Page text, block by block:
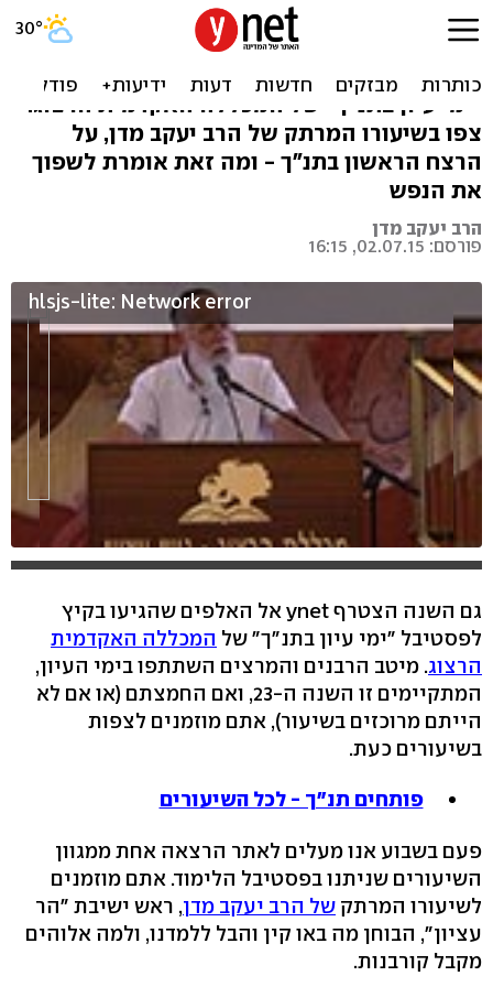
אלוהים לא רוצה קורבנות אדם
זו השנה השישית ש-ynet משדר שיעורים מתוך
"ימי עיון בתנ"ך" של המכללה האקדמית הרצוג.
צפו בשיעורו המרתק של הרב יעקב מדן, על
הרצח הראשון בתנ"ך - ומה זאת אומרת לשפוך
את הנפש
הרב יעקב מדן
פורסם: 02.07.15, 16:15
hlsjs-lite: Network error
גם השנה הצטרף ynet אל האלפים שהגיעו בקיץ
לפסטיבל "ימי עיון בתנ"ך" של המכללה האקדמית
הרצוג. מיטב הרבנים והמרצים השתתפו בימי העיון,
המתקיימים זו השנה ה-23, ואם החמצתם (או אם לא
הייתם מרוכזים בשיעור), אתם מוזמנים לצפות
בשיעורים כעת.
פותחים תנ"ך - לכל השיעורים
פעם בשבוע אנו מעלים לאתר הרצאה אחת ממגוון
השיעורים שניתנו בפסטיבל הלימוד. אתם מוזמנים
לשיעורו המרתק של הרב יעקב מדן, ראש ישיבת "הר
עציון", הבוחן מה באו קין והבל ללמדנו, ולמה אלוהים
מקבל קורבנות.